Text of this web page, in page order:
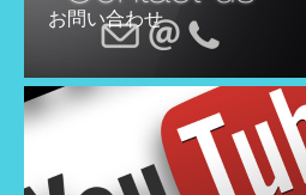
お問い合わせ